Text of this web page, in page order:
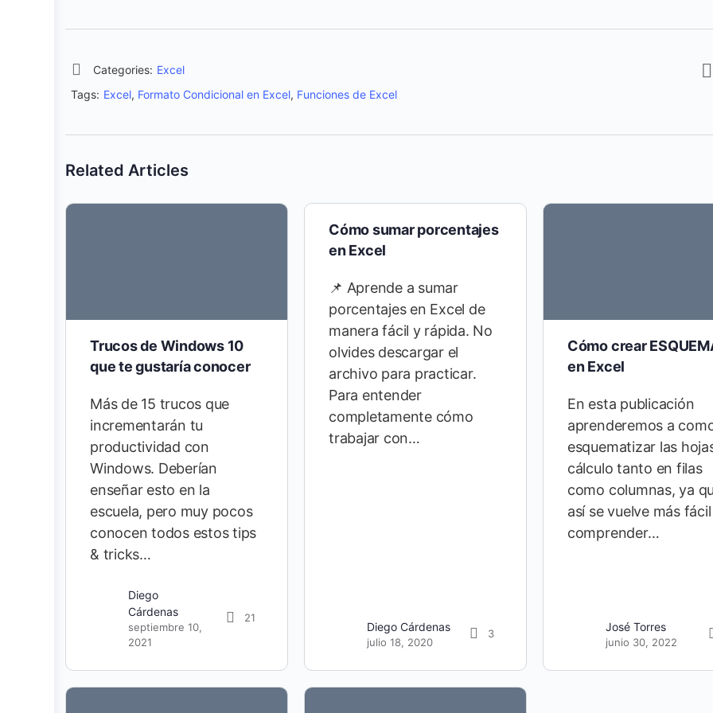
Categories: Excel
Tags: Excel, Formato Condicional en Excel, Funciones de Excel
Related Articles
Trucos de Windows 10
que te gustaría conocer
Más de 15 trucos que
incrementarán tu
productividad con
Windows. Deberían
enseñar esto en la
escuela, pero muy pocos
conocen todos estos tips
& tricks…
Diego
Cárdenas
septiembre 10,
2021
21
Cómo sumar porcentajes
en Excel
📌 Aprende a sumar
porcentajes en Excel de
manera fácil y rápida. No
olvides descargar el
archivo para practicar.
Para entender
completamente cómo
trabajar con…
Diego Cárdenas
julio 18, 2020
3
Cómo crear
en Excel
En esta publicación
aprenderemos a
esquematizar las
cálculo tanto en filas
como columnas, ya
así se vuelve más
comprender…
José Torres
junio 30, 2022